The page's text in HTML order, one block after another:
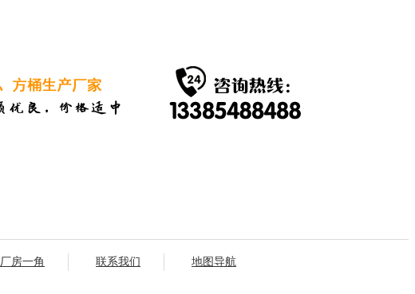
厂房一角 联系我们 地图导航